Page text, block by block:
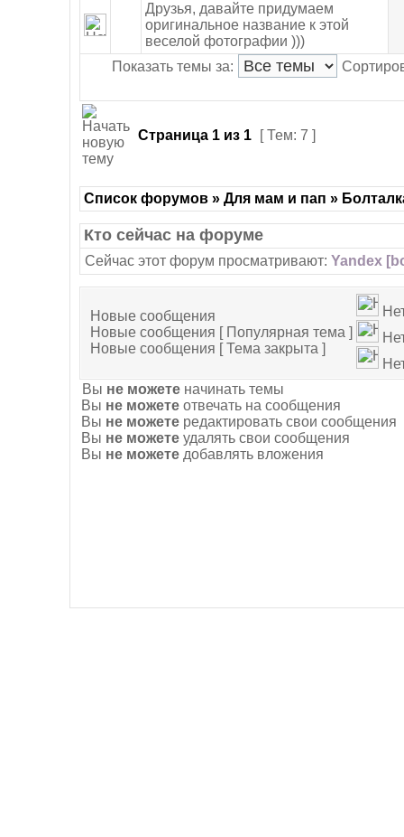
Друзья, давайте придумаем
оригинальное название к этой
веселой фотографии )))
Показать темы за:
Страница 1из 1 [ Тем: 7 ]
Список форумов » Для мам и пап »
Кто сейчас на форуме
Сейчас этот форум просматривают: Yandex
Новые сообщения
Новые сообщения [ Популярная тема ]
Новые сообщения [ Тема закрыта ]
Вы не можетеначинать темы
Вы не можетеотвечать на сообщения
Вы не можетередактировать свои сообщения
Вы не можетеудалять свои сообщения
Вы не можетедобавлять вложения